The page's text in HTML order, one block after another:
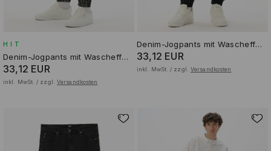
HIT
Denim-Jogpants mit Wascheffekt
33,12 EUR
inkl. MwSt. / zzgl. Versandkosten
Denim-Jogpants mit Wascheffekt
33,12 EUR
inkl. MwSt. / zzgl. Versandkosten